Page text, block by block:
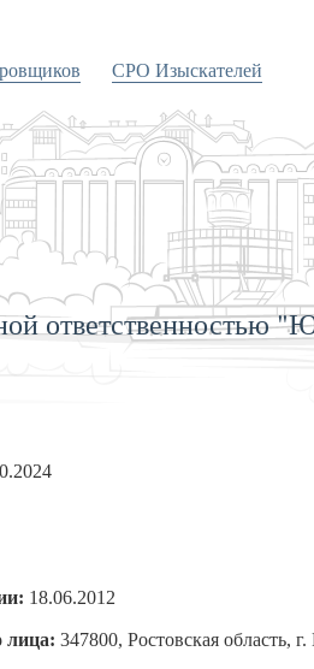
СРО Изыскателей
ответственностью
18.06.2012
лица: 347800, Ростовская область,